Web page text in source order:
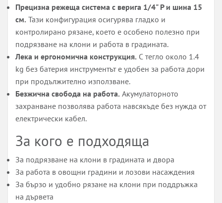
Прецизна режеща система с верига 1/4" P и шина 15
см. Тази конфигурация осигурява гладко и
контролирано рязане, което е особено полезно при
подрязване на клони и работа в градината.
Лека и ергономична конструкция. С тегло около 1.4
kg без батерия инструментът е удобен за работа дори
при продължително използване.
Безжична свобода на работа. Акумулаторното
захранване позволява работа навсякъде без нужда от
електрически кабел.
За кого е подходяща
За подрязване на клони в градината и двора
За работа в овощни градини и лозови насаждения
За бързо и удобно рязане на клони при поддръжка
на дървета